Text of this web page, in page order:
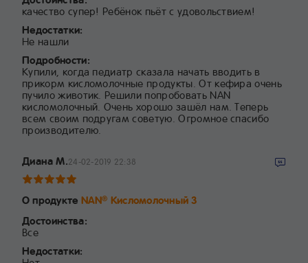
качество супер! Ребёнок пьёт с удовольствием!
Недостатки:
Не нашли
Подробности:
Купили, когда педиатр сказала начать вводить в
прикорм кисломолочные продукты. От кефира очень
пучило животик. Решили попробовать NAN
кисломолочный. Очень хорошо зашёл нам. Теперь
всем своим подругам советую. Огромное спасибо
производителю.
Диана М.24-02-2019 22:38
О продукте NAN® Кисломолочный 3
Достоинства:
Все
Недостатки: